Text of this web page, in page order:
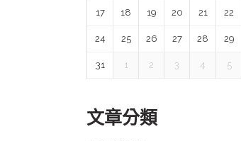
17 18 19 20 21 22
24 25 26 27 28 29
31 1 2 3 4 5
文章分類